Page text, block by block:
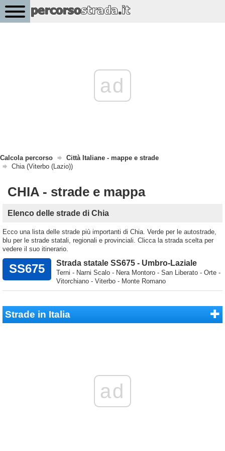
ad
Calcola percorso
Città Italiane - mappe e strade
Chia (Viterbo (Lazio))
CHIA - strade e mappa
Elenco delle strade di Chia
Ecco una lista delle strade più importanti di Chia. Verde per le autostrade,
blu per le strade statali, regionali e provinciali. Clicca la strada scelta per
vedere il suo itinerario.
SS675 Strada statale SS675 - Umbro-Laziale
Terni - Narni Scalo - Nera Montoro - San Liberato - Orte -
Vitorchiano - Viterbo - Monte Romano
Strade in Italia
ad